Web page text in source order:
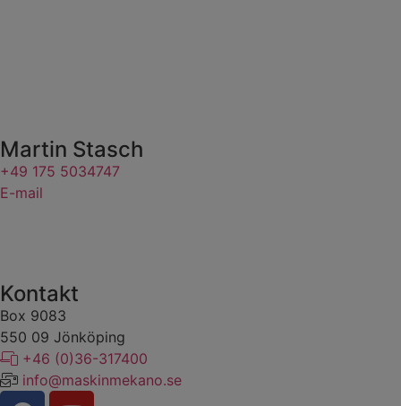
Martin Stasch
+49 175 5034747
E-mail
Kontakt
Box 9083
​​​​​​​550 09 Jönköping
+46 (0)36-317400
info@maskinmekano.se